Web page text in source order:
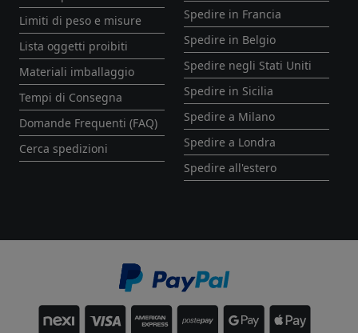
Limiti di peso e misure
Lista oggetti proibiti
Materiali imballaggio
Tempi di Consegna
Domande Frequenti (FAQ)
Cerca spedizioni
Spedire in Francia
Spedire in Belgio
Spedire negli Stati Uniti
Spedire in Sicilia
Spedire a Milano
Spedire a Londra
Spedire all'estero